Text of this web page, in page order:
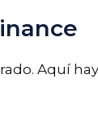
Aquí